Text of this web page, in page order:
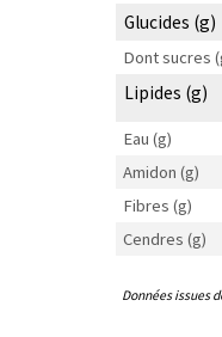
Glucides (g)
Dont sucres
Lipides (g)
Eau (g)
Amidon (g)
Fibres (g)
Cendres (g)
Données issues